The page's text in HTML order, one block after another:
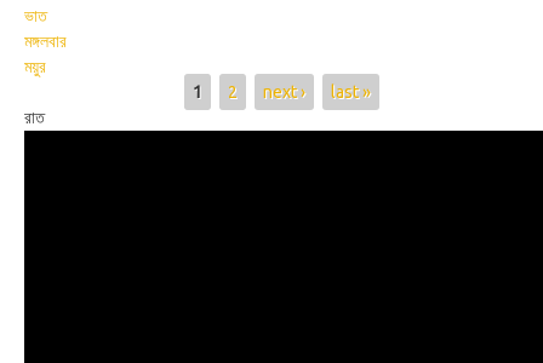
ভাত
মঙ্গলবার
ময়ুর
1 2 next ›
last »
রাত